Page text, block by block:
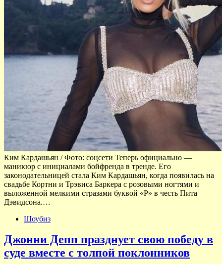
Ким Кардашьян / Фото: соцсети Теперь официально —
маникюр с инициалами бойфренда в тренде. Его
законодательницей стала Ким Кардашьян, когда появилась на
свадьбе Кортни и Трэвиса Баркера с розовыми ногтями и
выложенной мелкими стразами буквой «P» в честь Пита
Дэвидсона.…
Шоубиз
Джонни Депп празднует свою победу в
суде вместе с толпой поклонников